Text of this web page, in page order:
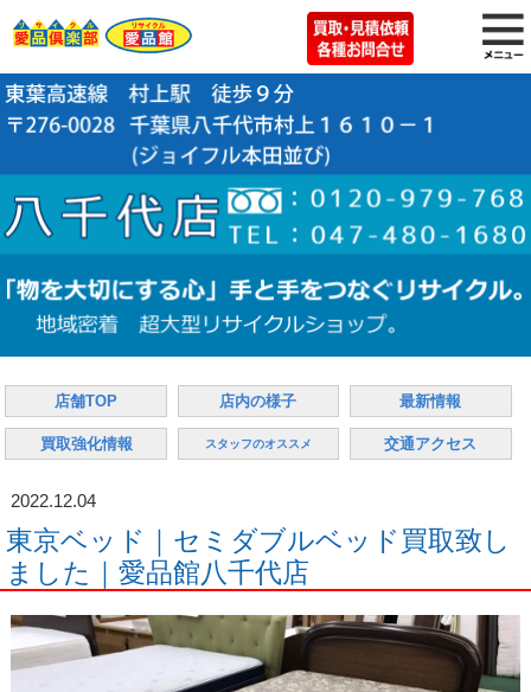
店舗TOP 店内の様子 最新情報
買取強化情報 スタッフのオススメ 交通アクセス
2022.12.04
東京ベッド｜セミダブルベッド買取致し
ました｜愛品館八千代店